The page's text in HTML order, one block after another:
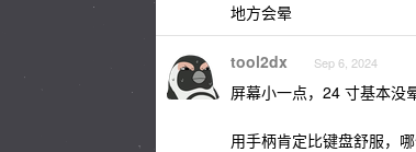
地方会晕
tool2dx Sep 6, 2024
屏幕小一点，24 寸基本没
用手柄肯定比键盘舒服，